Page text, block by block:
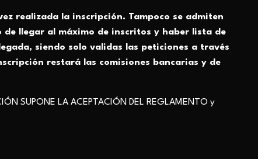
realizada la inscripción. Tampoco se admiten
de llegar al máximo de inscritos y haber lista de
siendo solo validas las peticiones a través
restará las comisiones bancarias y de
SUPONE LA ACEPTACIÓN DEL REGLAMENTO y